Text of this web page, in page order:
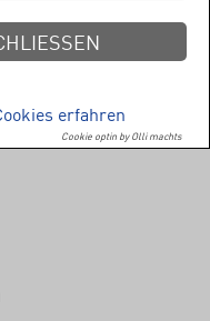
CENTER
erfahren
Cookie optin by Olli machts